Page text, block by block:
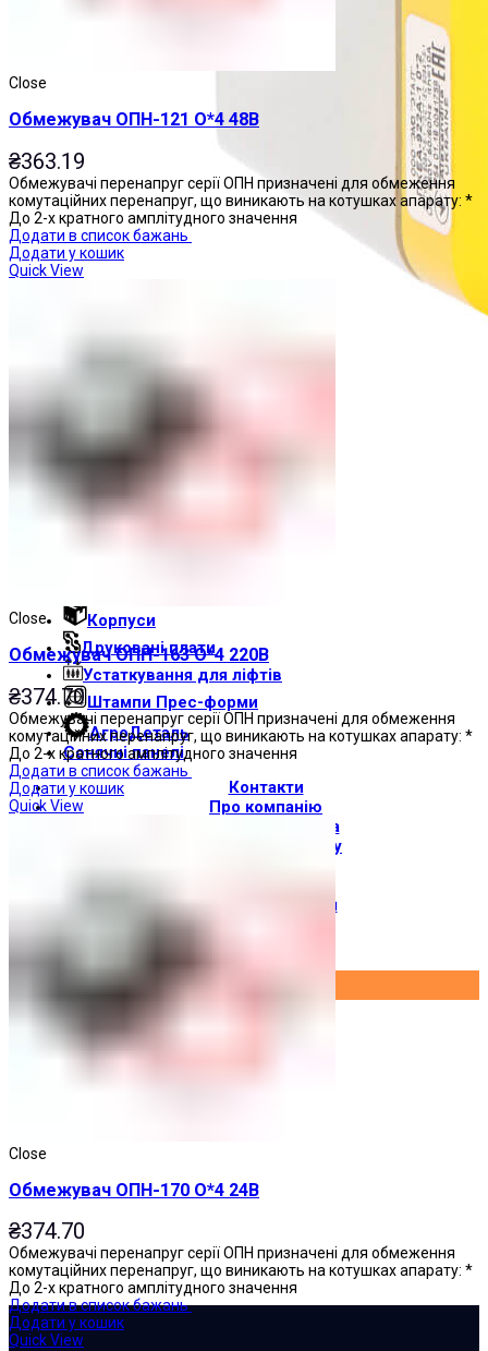
Пости управління
Світлові індикатори
Корпуси
Друкованi плати
Устаткування для ліфтів
Штампи Прес-форми
АгроДеталь
Сонячні панелі
Контакти
Про компанію
Доставка і оплата
Про торгову марку
Вхід / Реєстрація
Close
Обмежувач ОПН-121 О*4 48В
₴363.19
Обмежувачі перенапруг серії ОПН призначені для обмеження
комутаційних перенапруг, що виникають на котушках апарату: *
До 2-х кратного амплітудного значення
Додати в список бажань
Додати у кошик
Quick View
Close
Обмежувач ОПН-163 О*4 220В
₴374.70
Обмежувачі перенапруг серії ОПН призначені для обмеження
комутаційних перенапруг, що виникають на котушках апарату: *
До 2-х кратного амплітудного значення
Додати в список бажань
Додати у кошик
Quick View
Close
Обмежувач ОПН-170 О*4 24В
₴374.70
Обмежувачі перенапруг серії ОПН призначені для обмеження
комутаційних перенапруг, що виникають на котушках апарату: *
До 2-х кратного амплітудного значення
Додати в список бажань
Додати у кошик
Quick View